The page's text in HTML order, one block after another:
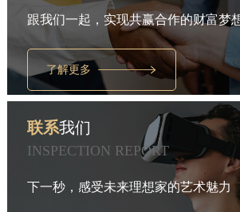
跟我们一起，实现共赢合作的财富梦
了解更多
联系我们
INSPECTION REPORT
下一秒，感受未来理想家的艺术魅力